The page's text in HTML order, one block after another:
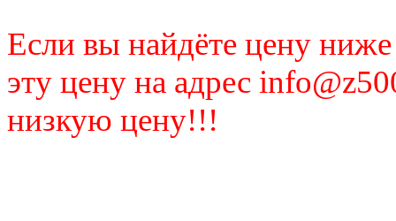
Если вы найдёте цену
эту цену на адрес
низкую цену!!!